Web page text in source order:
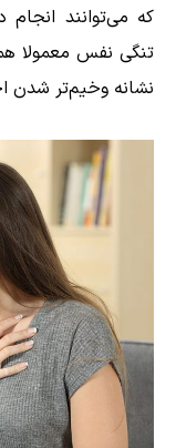
که می‌توانند
تنگی نفس معمولا
نشانه وخیم‌تر شدن